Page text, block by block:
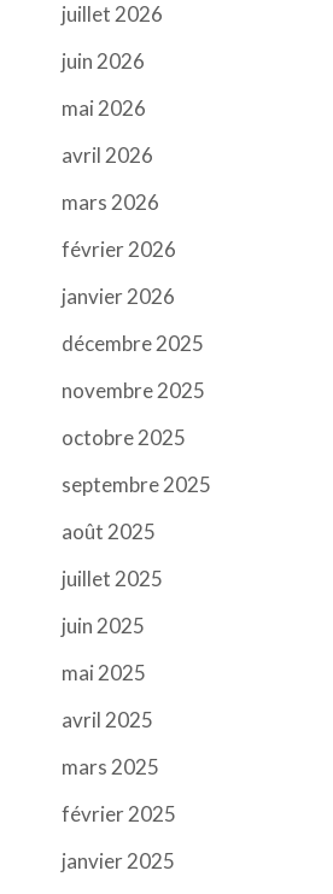
juillet 2026
juin 2026
mai 2026
avril 2026
mars 2026
février 2026
janvier 2026
décembre 2025
novembre 2025
octobre 2025
septembre 2025
août 2025
juillet 2025
juin 2025
mai 2025
avril 2025
mars 2025
février 2025
janvier 2025